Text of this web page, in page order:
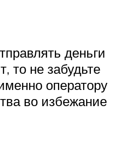
деньги
то не забудьте
оператору
во избежание